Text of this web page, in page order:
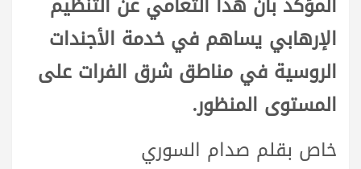
الإرهابي يساهم في خدمة الأجندات
الروسية في مناطق شرق الفرات على
المستوى المنظور.
خاص بقلم صدام السوري